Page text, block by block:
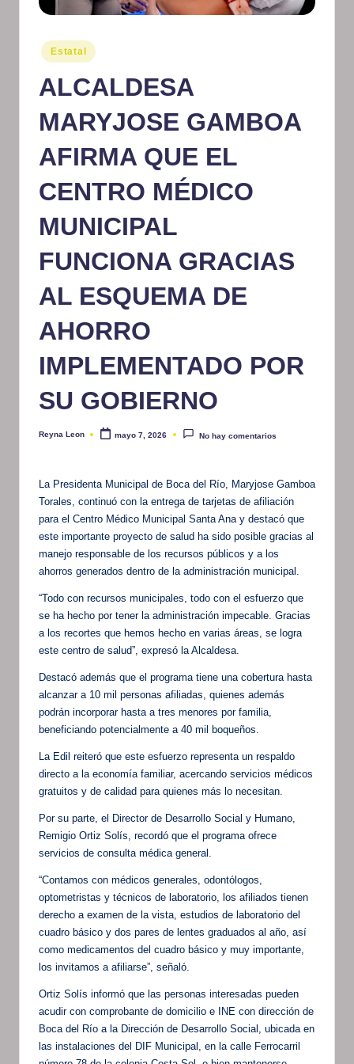
m
at
iv
o
Publicado
en
Estatal
ALCALDESA
MARYJOSE GAMBOA
AFIRMA QUE EL
CENTRO MÉDICO
MUNICIPAL
FUNCIONA GRACIAS
AL ESQUEMA DE
AHORRO
IMPLEMENTADO POR
SU GOBIERNO
Publicado
Reyna Leon mayo 7, 2026 No hay comentarios
La Presidenta Municipal de Boca del Río, Maryjose Gamboa
Torales, continuó con la entrega de tarjetas de afiliación
para el Centro Médico Municipal Santa Ana y destacó que
este importante proyecto de salud ha sido posible gracias al
manejo responsable de los recursos públicos y a los
ahorros generados dentro de la administración municipal.
“Todo con recursos municipales, todo con el esfuerzo que
se ha hecho por tener la administración impecable. Gracias
a los recortes que hemos hecho en varias áreas, se logra
este centro de salud”, expresó la Alcaldesa.
Destacó además que el programa tiene una cobertura hasta
alcanzar a 10 mil personas afiliadas, quienes además
podrán incorporar hasta a tres menores por familia,
beneficiando potencialmente a 40 mil boqueños.
La Edil reiteró que este esfuerzo representa un respaldo
directo a la economía familiar, acercando servicios médicos
gratuitos y de calidad para quienes más lo necesitan.
Por su parte, el Director de Desarrollo Social y Humano,
Remigio Ortiz Solís, recordó que el programa ofrece
servicios de consulta médica general.
“Contamos con médicos generales, odontólogos,
optometristas y técnicos de laboratorio, los afiliados tienen
derecho a examen de la vista, estudios de laboratorio del
cuadro básico y dos pares de lentes graduados al año, así
como medicamentos del cuadro básico y muy importante,
los invitamos a afiliarse”, señaló.
Ortiz Solís informó que las personas interesadas pueden
acudir con comprobante de domicilio e INE con dirección de
Boca del Río a la Dirección de Desarrollo Social, ubicada en
las instalaciones del DIF Municipal, en la calle Ferrocarril